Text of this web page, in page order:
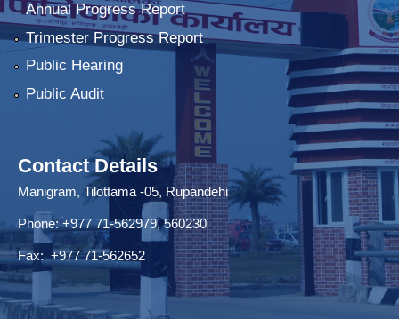
Annual Progress Report
Trimester Progress Report
Public Hearing
Public Audit
Contact Details
Manigram, Tilottama -05, Rupandehi
Phone: +977 71-562979, 560230
Fax: +977 71-562652